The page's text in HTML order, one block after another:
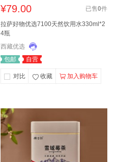
¥79.00 已售0件
拉萨好物优选7100天然饮用水330ml*2
4瓶
西藏优选
包邮
自营
对比 收藏 加入购物车